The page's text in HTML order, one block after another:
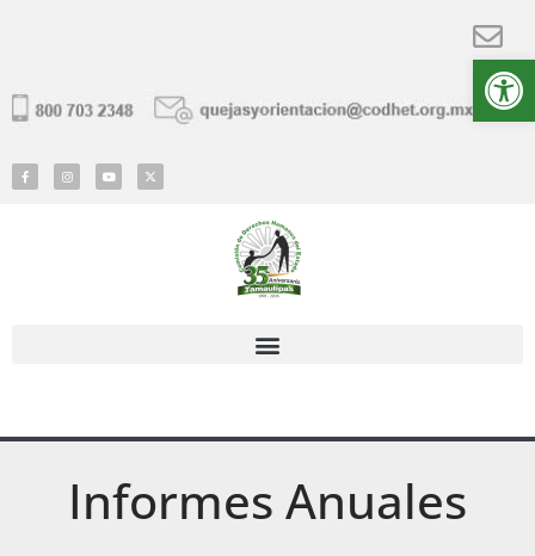
Informes Anuales